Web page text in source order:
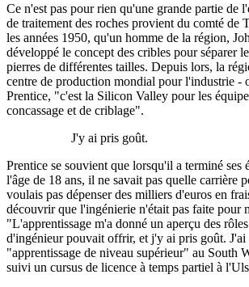
Ce n'est pas pour rien qu'une grande partie de
de traitement des roches provient du comté de
les années 1950, qu'un homme de la région,
développé le concept des cribles pour séparer
pierres de différentes tailles. Depuis lors, la
centre de production mondial pour l'industrie -
Prentice, "c'est la Silicon Valley pour les
concassage et de criblage".
J'y ai pris goût.
Prentice se souvient que lorsqu'il a terminé ses
l'âge de 18 ans, il ne savait pas quelle carrière
voulais pas dépenser des milliers d'euros en
découvrir que l'ingénierie n'était pas faite pour
"L'apprentissage m'a donné un aperçu des
d'ingénieur pouvait offrir, et j'y ai pris goût. J'ai
"apprentissage de niveau supérieur" au South
suivi un cursus de licence à temps partiel à